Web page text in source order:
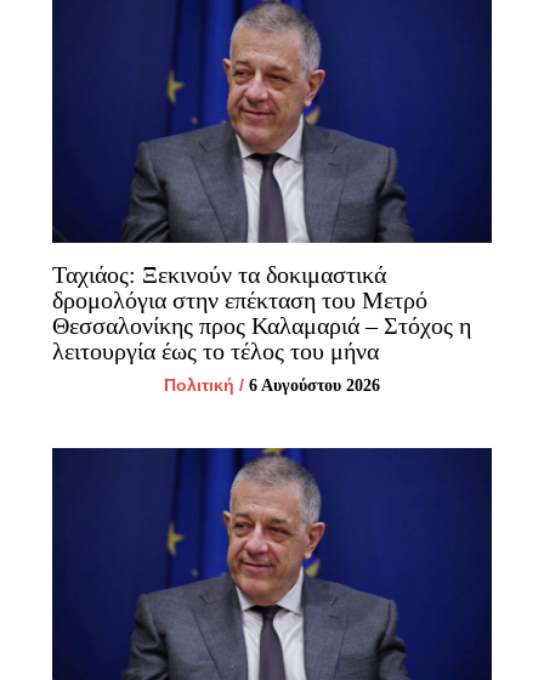
Ταχιάος: Ξεκινούν τα δοκιμαστικά
δρομολόγια στην επέκταση του Μετρό
Θεσσαλονίκης προς Καλαμαριά – Στόχος η
λειτουργία έως το τέλος του μήνα
Πολιτική / 6 Αυγούστου 2026